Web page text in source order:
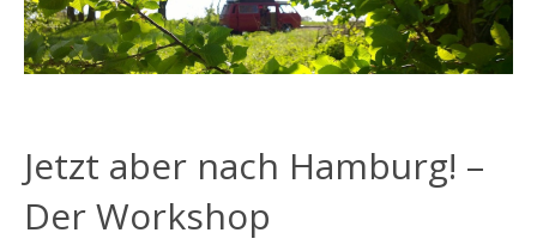
Jetzt aber nach Hamburg! –
Der Workshop